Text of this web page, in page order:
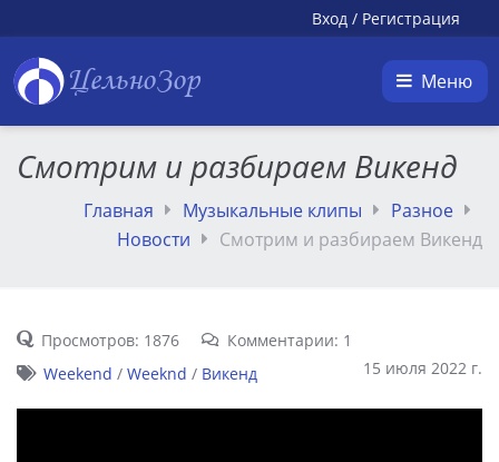
Вход / Регистрация
ЦельноЗор Меню
Cмотрим и разбираем Викенд
Главная Музыкальные клипы
Разное
Новости
Cмотрим и разбираем Викенд
Просмотров: 1876
Комментарии: 1
15 июля 2022 г.
Weekend / Weeknd / Викенд